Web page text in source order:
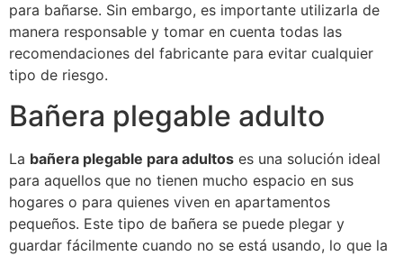
para bañarse. Sin embargo, es importante utilizarla de
manera responsable y tomar en cuenta todas las
recomendaciones del fabricante para evitar cualquier
tipo de riesgo.
Bañera plegable adulto
La bañera plegable para adultos es una solución ideal
para aquellos que no tienen mucho espacio en sus
hogares o para quienes viven en apartamentos
pequeños. Este tipo de bañera se puede plegar y
guardar fácilmente cuando no se está usando, lo que la